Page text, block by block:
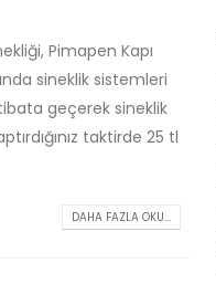
Pimapen Kapı
sineklik sistemleri
geçerek sineklik
taktirde 25 tl
DAHA FAZLA OKU...